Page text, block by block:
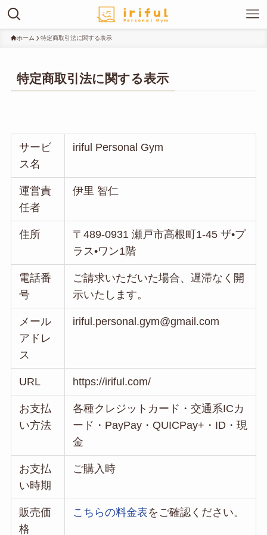
ホーム 特定商取引法に関する表示
特定商取引法に関する表示
サービ
ス名
iriful Personal Gym
運営責
任者
伊里 智仁
住所
〒489-0931 瀬戸市高根町1-45 ザ•プ
ラス•ワン1階
電話番
号
ご請求いただいた場合、遅滞なく開
示いたします。
メール
アドレ
ス
iriful.personal.gym@gmail.com
URL https://iriful.com/
お支払
い方法
各種クレジットカード・交通系ICカ
ード・PayPay・QUICPay+・ID・現
金
お支払
い時期
ご購入時
販売価
格
こちらの料金表をご確認ください。